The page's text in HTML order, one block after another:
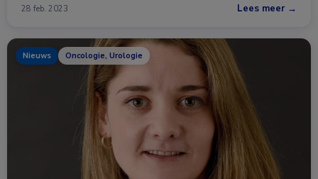
28 feb. 2023 Lees meer →
Nieuws Oncologie, Urologie